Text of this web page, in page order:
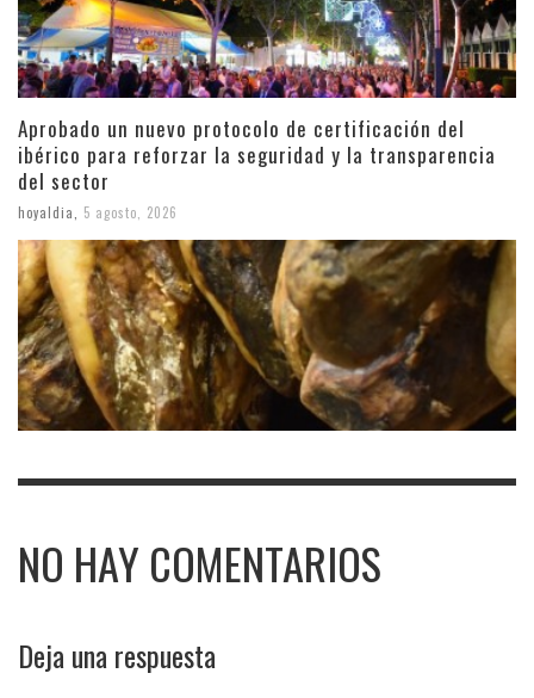
Aprobado un nuevo protocolo de certificación del
ibérico para reforzar la seguridad y la transparencia
del sector
hoyaldia, 5 agosto, 2026
NO HAY COMENTARIOS
Deja una respuesta